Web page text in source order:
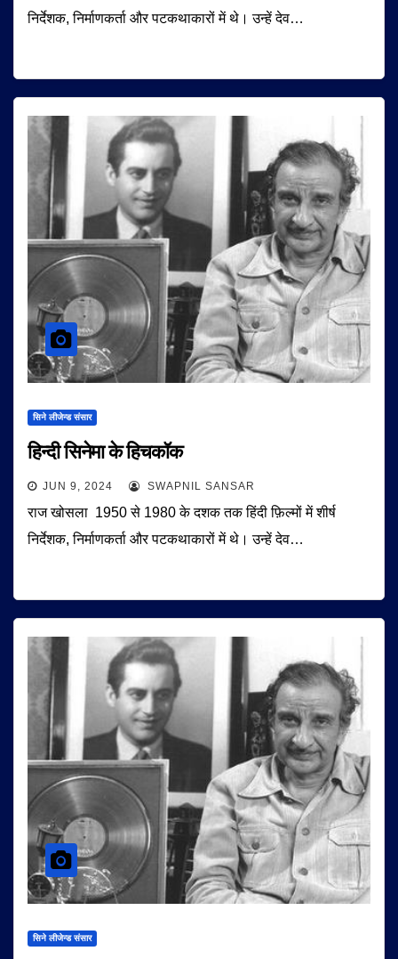
निर्देशक, निर्माणकर्ता और पटकथाकारों में थे। उन्हें देव…
सिने लीजेन्ड संसार
हिन्दी सिनेमा के हिचकॉक
JUN 9, 2024 SWAPNIL SANSAR
राज खोसला 1950 से 1980 के दशक तक हिंदी फ़िल्मों में शीर्ष
निर्देशक, निर्माणकर्ता और पटकथाकारों में थे। उन्हें देव…
सिने लीजेन्ड संसार